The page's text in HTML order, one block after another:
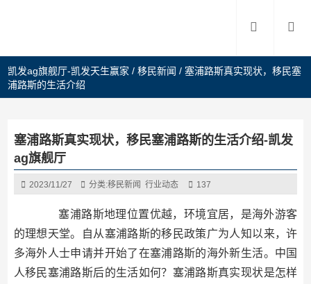
凯发ag旗舰厅-凯发天生赢家 /移民新闻 /塞浦路斯真实现状，移民塞
浦路斯的生活介绍
塞浦路斯真实现状，移民塞浦路斯的生活介绍-凯发
ag旗舰厅
2023/11/27 分类:移民新闻 行业动态 137
塞浦路斯地理位置优越，环境宜居，是海外游客
的理想天堂。自从塞浦路斯的移民政策广为人知以来，许
多海外人士申请并开始了在塞浦路斯的海外新生活。中国
人移民塞浦路斯后的生活如何？塞浦路斯真实现状是怎样